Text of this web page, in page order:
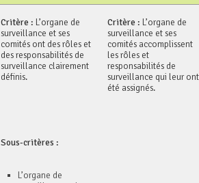
Critère : L’organe de
surveillance et ses
comités ont des rôles et
des responsabilités de
surveillance clairement
définis.
Sous-critères :
L’organe de
Critère : L’organe de
surveillance et ses
comités accomplissent
les rôles et
responsabilités de
surveillance qui leur ont
été assignés.